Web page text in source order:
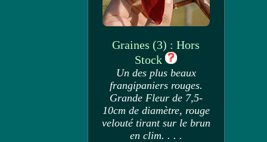
Graines (3) : Hors
Stock
Un des plus beaux
frangipaniers rouges.
Grande Fleur de 7,5-
10cm de diamètre, rouge
velouté tirant sur le brun
en clim. . . .